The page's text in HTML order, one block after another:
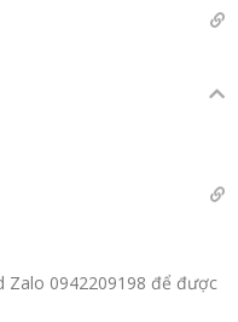
Zalo 0942209198 để được